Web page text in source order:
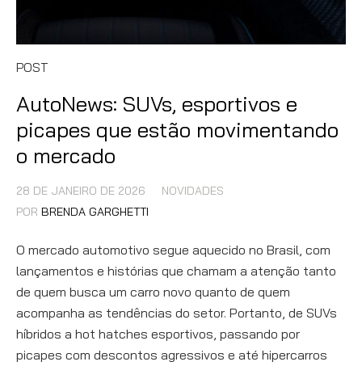
POST
AutoNews: SUVs, esportivos e
picapes que estão movimentando
o mercado
28 DE JANEIRO DE 2026
NOVIDADES
POR BRENDA GARGHETTI
O mercado automotivo segue aquecido no Brasil, com
lançamentos e histórias que chamam a atenção tanto
de quem busca um carro novo quanto de quem
acompanha as tendências do setor. Portanto, de SUVs
híbridos a hot hatches esportivos, passando por
picapes com descontos agressivos e até hipercarros